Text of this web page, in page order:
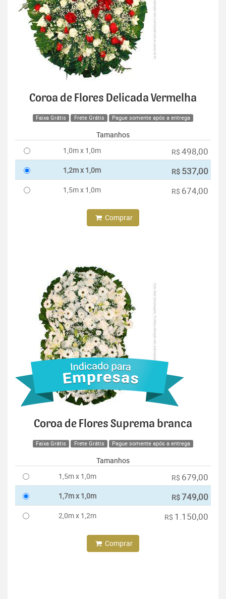
Coroa de Flores Delicada Vermelha
Faixa Grátis Frete Grátis Pague somente após a entrega
Tamanhos
1,0m x 1,0m
R$ 498,00
1,2m x 1,0m R$ 537,00
1,5m x 1,0m R$ 674,00
Comprar
Coroa de Flores Suprema branca
Faixa Grátis Frete Grátis Pague somente após a entrega
Tamanhos
1,5m x 1,0m
R$ 679,00
1,7m x 1,0m R$749,00
2,0m x 1,2m R$ 1.150,00
Comprar